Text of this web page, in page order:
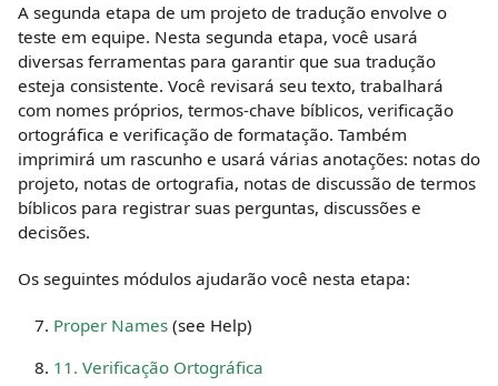
A segunda etapa de um projeto de tradução envolve o
teste em equipe. Nesta segunda etapa, você usará
diversas ferramentas para garantir que sua tradução
esteja consistente. Você revisará seu texto, trabalhará
com nomes próprios, termos-chave bíblicos, verificação
ortográfica e verificação de formatação. Também
imprimirá um rascunho e usará várias anotações: notas do
projeto, notas de ortografia, notas de discussão de termos
bíblicos para registrar suas perguntas, discussões e
decisões.
Os seguintes módulos ajudarão você nesta etapa:
Proper Names (see Help)
11. Verificação Ortográfica